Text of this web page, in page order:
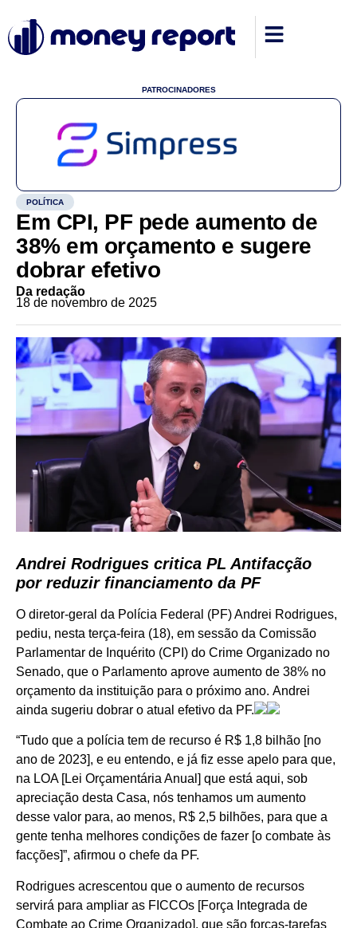
PATROCINADORES
POLÍTICA
Em CPI, PF pede aumento de
38% em orçamento e sugere
dobrar efetivo
Da redação
18 de novembro de 2025
Andrei Rodrigues critica PL Antifacção
por reduzir financiamento da PF
O diretor-geral da Polícia Federal (PF) Andrei Rodrigues,
pediu, nesta terça-feira (18), em sessão da Comissão
Parlamentar de Inquérito (CPI) do Crime Organizado no
Senado, que o Parlamento aprove aumento de 38% no
orçamento da instituição para o próximo ano. Andrei
ainda sugeriu dobrar o atual efetivo da PF.
“Tudo que a polícia tem de recurso é R$ 1,8 bilhão [no
ano de 2023], e eu entendo, e já fiz esse apelo para que,
na LOA [Lei Orçamentária Anual] que está aqui, sob
apreciação desta Casa, nós tenhamos um aumento
desse valor para, ao menos, R$ 2,5 bilhões, para que a
gente tenha melhores condições de fazer [o combate às
facções]”, afirmou o chefe da PF.
Rodrigues acrescentou que o aumento de recursos
servirá para ampliar as FICCOs [Força Integrada de
Combate ao Crime Organizado], que são forças-tarefas